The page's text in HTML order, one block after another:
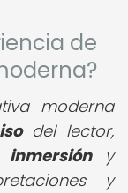
de
moderna
del lector,
inmersióny
y